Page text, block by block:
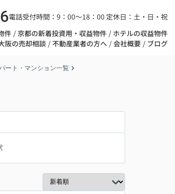
電話受付時間：9：00～18：00 定休日：土・日・祝
件 京都の新着投資用・収益物件
ホテルの収益物件
阪の売却相談 不動産業者の方へ 会社概要 ブログ
ート・マンション一覧